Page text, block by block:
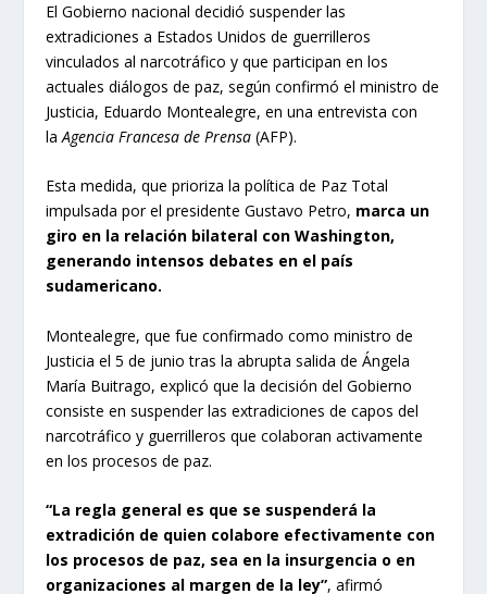
El Gobierno nacional decidió suspender las
extradiciones a Estados Unidos de guerrilleros
vinculados al narcotráfico y que participan en los
actuales diálogos de paz, según confirmó el ministro de
Justicia, Eduardo Montealegre, en una entrevista con
laAgencia Francesa de Prensa (AFP).
Esta medida, que prioriza la política de Paz Total
impulsada por el presidente Gustavo Petro, marca un
giro en la relación bilateral con Washington,
generando intensos debates en el país
sudamericano.
Montealegre, que fue confirmado como ministro de
Justicia el 5 de junio tras la abrupta salida de Ángela
María Buitrago, explicó que la decisión del Gobierno
consiste en suspender las extradiciones de capos del
narcotráfico y guerrilleros que colaboran activamente
en los procesos de paz.
“La regla general es que se suspenderá la
extradición de quien colabore efectivamente con
los procesos de paz, sea en la insurgencia o en
organizaciones al margen de la ley”, afirmó